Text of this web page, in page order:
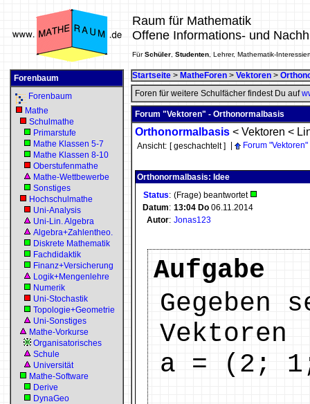
Raum für Mathematik
Offene Informations- und
FürSchüler Studenten , Lehrer, Mathematik-
Forenbaum
Forenbaum
Mathe
Schulmathe
Primarstufe
Mathe Klassen 5-7
Mathe Klassen 8-10
Oberstufenmathe
Mathe-Wettbewerbe
Sonstiges
Hochschulmathe
Uni-Analysis
Uni-Lin. Algebra
Algebra+Zahlentheo.
Diskrete Mathematik
Fachdidaktik
Finanz+Versicherung
Logik+Mengenlehre
Numerik
Uni-Stochastik
Topologie+Geometrie
Uni-Sonstiges
Mathe-Vorkurse
Organisatorisches
Schule
Universität
Mathe-Software
Derive
DynaGeo
Startseite > MatheForen > Vektoren >
Foren für weitere Schulfächer findest Du auf
Forum "Vektoren" - Orthonormalbasis
Orthonormalbasis < Vektoren <
Ansicht: [ geschachtelt ] Forum "Vektoren"
Orthonormalbasis: Idee
Status: (Frage) beantwortet
Datum: 13:04 Do 06.11.2014
Autor: Jonas123
Aufgabe
Gegeben
Vektoren
a = (2;